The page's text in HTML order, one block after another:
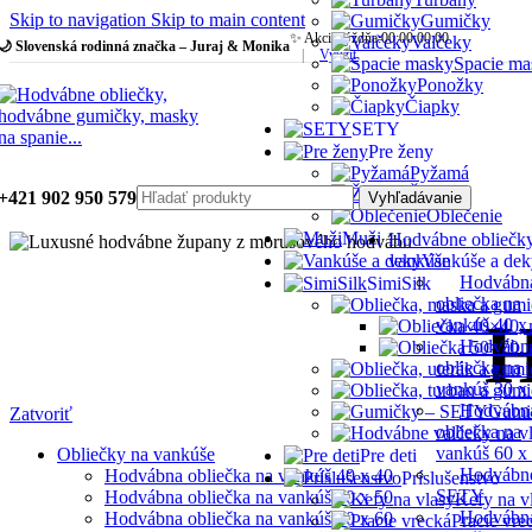
Skip to navigation Skip to main content
Slovenská rodinná značka – Juraj & Monika✨ Akcia týždňa:00:00:00:00
Využiť
Gumičky
Valčeky
Spacie
Ponožky
Čiapky
SETY
Pre ženy
Pyžamá
Župany
Oblečenie
Muži
Vankúše a
SimiSilk
Pre deti
Príslušenstvo
Kefy na
Pracie
902 950 579
Hodvábne
vankúše
obliečka na
vankúš 40 x
obliečka na
vankúš 30 x
obliečka na
vankúš 60 x
SETY
Vyhľadávanie
Zatvoriť
Obliečky na vankúše
Hodvábna obliečka na vankúš 40 x 40
Hodvábna obliečka na vankúš 40 x 50
Hodvábna obliečka na vankúš 40 x 60